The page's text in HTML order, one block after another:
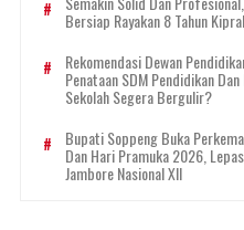
Bersiap Rayakan 8 Tahun
Rekomendasi Dewan
Penataan SDM Pendidikan
Sekolah Segera Bergulir?
Bupati Soppeng Buka
Dan Hari Pramuka 2026,
Jambore Nasional XII